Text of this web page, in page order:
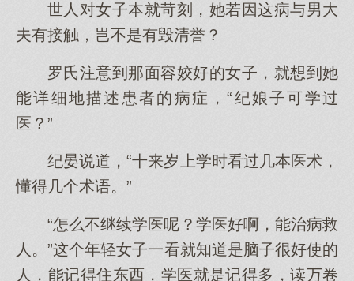
世人对女子本就苛刻，她若因这病与男大
夫有接触，岂不是有毁清誉？
罗氏注意到那面容姣好的女子，就想到她
能详细地描述患者的病症，“纪娘子可学过
医？”
纪晏说道，“十来岁上学时看过几本医术，
懂得几个术语。”
“怎么不继续学医呢？学医好啊，能治病救
人。”这个年轻女子一看就知道是脑子很好使的
人，能记得住东西，学医就是记得多，读万卷